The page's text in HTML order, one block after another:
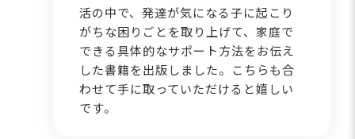
活の中で、発達が気になる⼦に起こり
がちな困りごとを取り上げて、家庭で
できる具体的なサポート⽅法をお伝え
した書籍を出版しました。こちらも合
わせて⼿に取っていただけると嬉しい
です。